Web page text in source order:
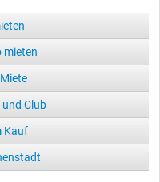
mieten
Club
Kauf